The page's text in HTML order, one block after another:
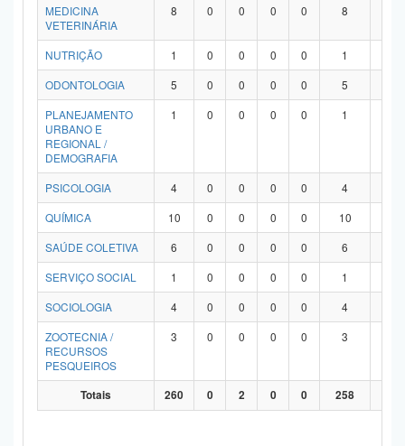
MEDICINA
VETERINÁRIA
8 0 0 0 0 8
NUTRIÇÃO 1 0 0 0 0 1
ODONTOLOGIA
5 0 0 0 0 5
PLANEJAMENTO
URBANO E
REGIONAL /
DEMOGRAFIA
1 0 0 0 0 1
PSICOLOGIA 4 0 0 0 0 4
QUÍMICA
10 0 0 0 0 10
SAÚDE COLETIVA
6 0 0 0 0 6
SERVIÇO SOCIAL
1 0 0 0 0 1
SOCIOLOGIA
4 0 0 0 0 4
ZOOTECNIA /
RECURSOS
PESQUEIROS
3 0 0 0 0 3
Totais 260 0 2 0 0 258